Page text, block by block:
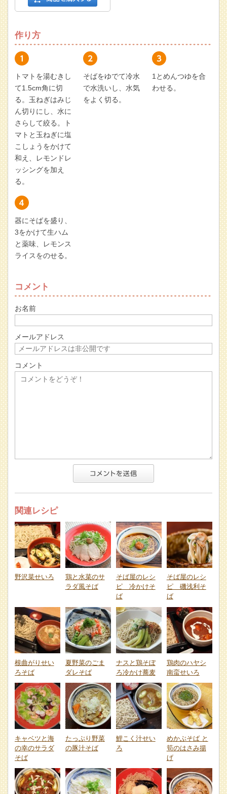
作り方
トマトを湯むきし
て1.5cm角に切
る。玉ねぎはみじ
ん切りにし、水に
さらして絞る。ト
マトと玉ねぎに塩
こしょうをかけて
和え、レモンドレ
ッシングを加え
る。
そばをゆでて冷水
で水洗いし、水気
をよく切る。
1とめんつゆを合
わせる。
器にそばを盛り、
3をかけて生ハム
と薬味、レモンス
ライスをのせる。
コメント
お名前
メールアドレス
コメント
関連レシピ
野沢菜せいろ
鶏と水菜のサ
ラダ風そば
そば屋のレシ
ピ 冷かけそ
ば
そば屋のレシ
ピ 磯浅利そ
ば
根曲がりせい
ろそば
夏野菜のごま
ダレそば
ナスと鶏そぼ
ろ冷かけ蕎麦
鶏肉のハヤシ
南蛮せいろ
キャベツと海
の幸のサラダ
そば
たっぷり野菜
の豚汁そば
鯉こく汁せい
ろ
めかぶそば と
筍のはさみ揚
げ